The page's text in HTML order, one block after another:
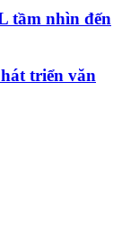
tầm nhìn đến
triển văn